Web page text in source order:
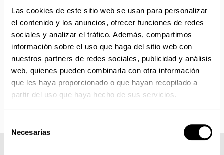
Las cookies de este sitio web se usan para personalizar
el contenido y los anuncios, ofrecer funciones de redes
sociales y analizar el tráfico. Además, compartimos
información sobre el uso que haga del sitio web con
nuestros partners de redes sociales, publicidad y análisis
web, quienes pueden combinarla con otra información
que les haya proporcionado o que hayan recopilado a
partir del uso que haya hecho de sus servicios.
Necesarias
Si adquieres productos con distinto plazo de entrega, el
pedido se envía cuando está completo.
Los productos sin disponibilidad 24 horas serán servidos a
partir de la fecha indicada en cada producto según fábrica.
bordados y estampados está cerrado en agosto. Se
reanudan las personalizaciones por orden de compra a
partir de septiembre.